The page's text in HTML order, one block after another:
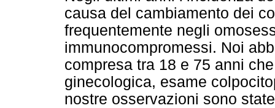
causa del cambiamento dei
frequentemente negli
immunocompromessi. Noi
compresa tra 18 e 75 anni
ginecologica, esame
nostre osservazioni sono